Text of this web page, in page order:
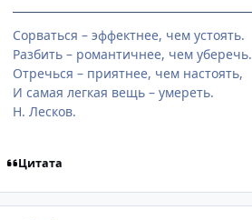
Сорваться – эффектнее, чем устоять.
Разбить – романтичнее, чем уберечь.
Отречься – приятнее, чем настоять,
И самая легкая вещь – умереть.
Н. Лесков.
Цитата